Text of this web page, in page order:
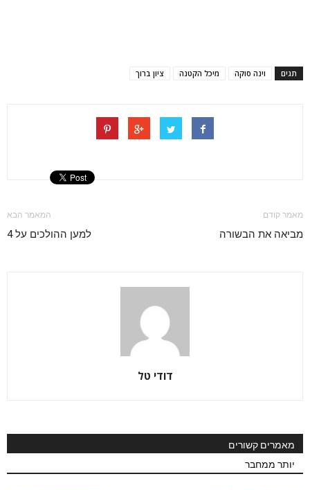
תגים וינה סוקה מיכל הקטנה ציון ברוך
מאמר קודם
מביאה את הבשורה
המאמר הבא
למען ההולכים על 4
דודי טל
מאמרים קשורים
יותר ממחבר